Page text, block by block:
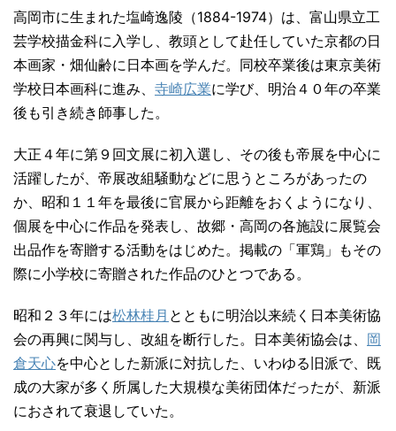
高岡市に生まれた塩崎逸陵（1884-1974）は、富山県立工
芸学校描金科に入学し、教頭として赴任していた京都の日
本画家・畑仙齢に日本画を学んだ。同校卒業後は東京美術
学校日本画科に進み、 寺崎広業に学び、明治４０年の卒業
後も引き続き師事した。
大正４年に第９回文展に初入選し、その後も帝展を中心に
活躍したが、帝展改組騒動などに思うところがあったの
か、昭和１１年を最後に官展から距離をおくようになり、
個展を中心に作品を発表し、故郷・高岡の各施設に展覧会
出品作を寄贈する活動をはじめた。掲載の「軍鶏」もその
際に小学校に寄贈された作品のひとつである。
昭和２３年には松林桂月 とともに明治以来続く日本美術協
会の再興に関与し、改組を断行した。日本美術協会は、 岡
倉天心を中心とした新派に対抗した、いわゆる旧派で、既
成の大家が多く所属した大規模な美術団体だったが、新派
におされて衰退していた。